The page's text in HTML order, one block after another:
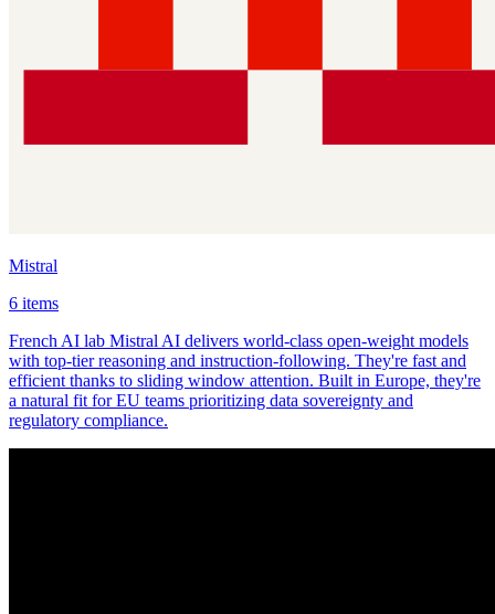
Mistral
6 items
French AI lab Mistral AI delivers world-class open-weight models
with top-tier reasoning and instruction-following. They're fast and
efficient thanks to sliding window attention. Built in Europe, they're
a natural fit for EU teams prioritizing data sovereignty and
regulatory compliance.